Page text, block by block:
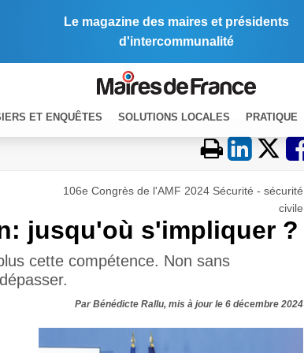
Le magazine des maires et présidents
d'intercommunalité
ET ENQUÊTES SOLUTIONS LOCALES PRATIQUE
106e Congrès de l'AMF 2024 Sécurité - sécurité
civile
jusqu'où s'impliquer ?
cette compétence. Non sans
Par Bénédicte Rallu, mis à jour le 6 décembre 2024